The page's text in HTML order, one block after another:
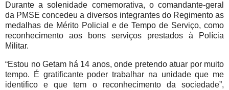
Durante a solenidade comemorativa, o comandante-geral
da PMSE concedeu a diversos integrantes do Regimento as
medalhas de Mérito Policial e de Tempo de Serviço, como
reconhecimento aos bons serviços prestados à Polícia
Militar.
“Estou no Getam há 14 anos, onde pretendo atuar por muito
tempo. É gratificante poder trabalhar na unidade que me
identifico e que tem o reconhecimento da sociedade”,